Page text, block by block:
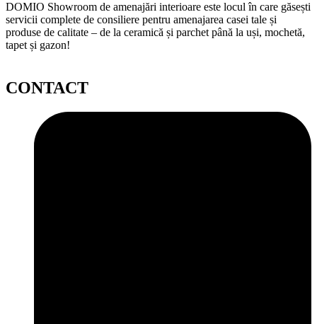
DOMIO Showroom de amenajări interioare este locul în care găsești
servicii complete de consiliere pentru amenajarea casei tale și
produse de calitate – de la ceramică și parchet până la uși, mochetă,
tapet și gazon!
CONTACT